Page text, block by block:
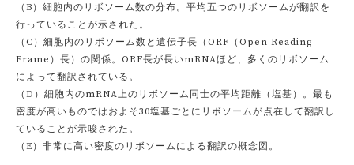
（B）細胞内のリボソーム数の分布。平均五つのリボソームが翻訳を
行っていることが示された。
（C）細胞内のリボソーム数と遺伝子長（ORF（Open Reading
Frame）長）の関係。ORF長が長いmRNAほど、多くのリボソーム
によって翻訳されている。
（D）細胞内のmRNA上のリボソーム同士の平均距離（塩基）。最も
密度が高いものではおよそ30塩基ごとにリボソームが点在して翻訳し
ていることが示唆された。
（E）非常に高い密度のリボソームによる翻訳の概念図。